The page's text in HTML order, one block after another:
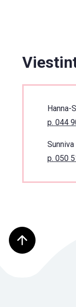
Hanna-
p. 044
p. 050
Palaa ylös